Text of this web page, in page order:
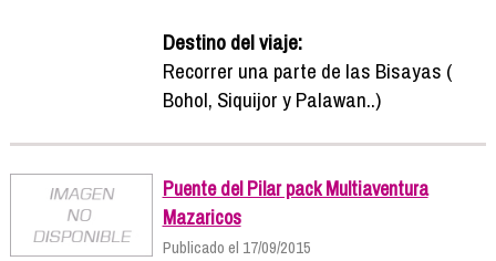
Destino del viaje:
Recorrer una parte de las Bisayas (
Bohol, Siquijor y Palawan..)
Puente del Pilar pack Multiaventura
Mazaricos
Publicado el 17/09/2015